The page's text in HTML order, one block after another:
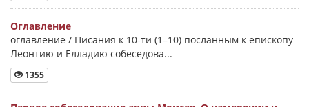
Оглавление
оглавление / Писания к 10-ти (1–10) посланным к епископу
Леонтию и Елладию собеседова...
1355